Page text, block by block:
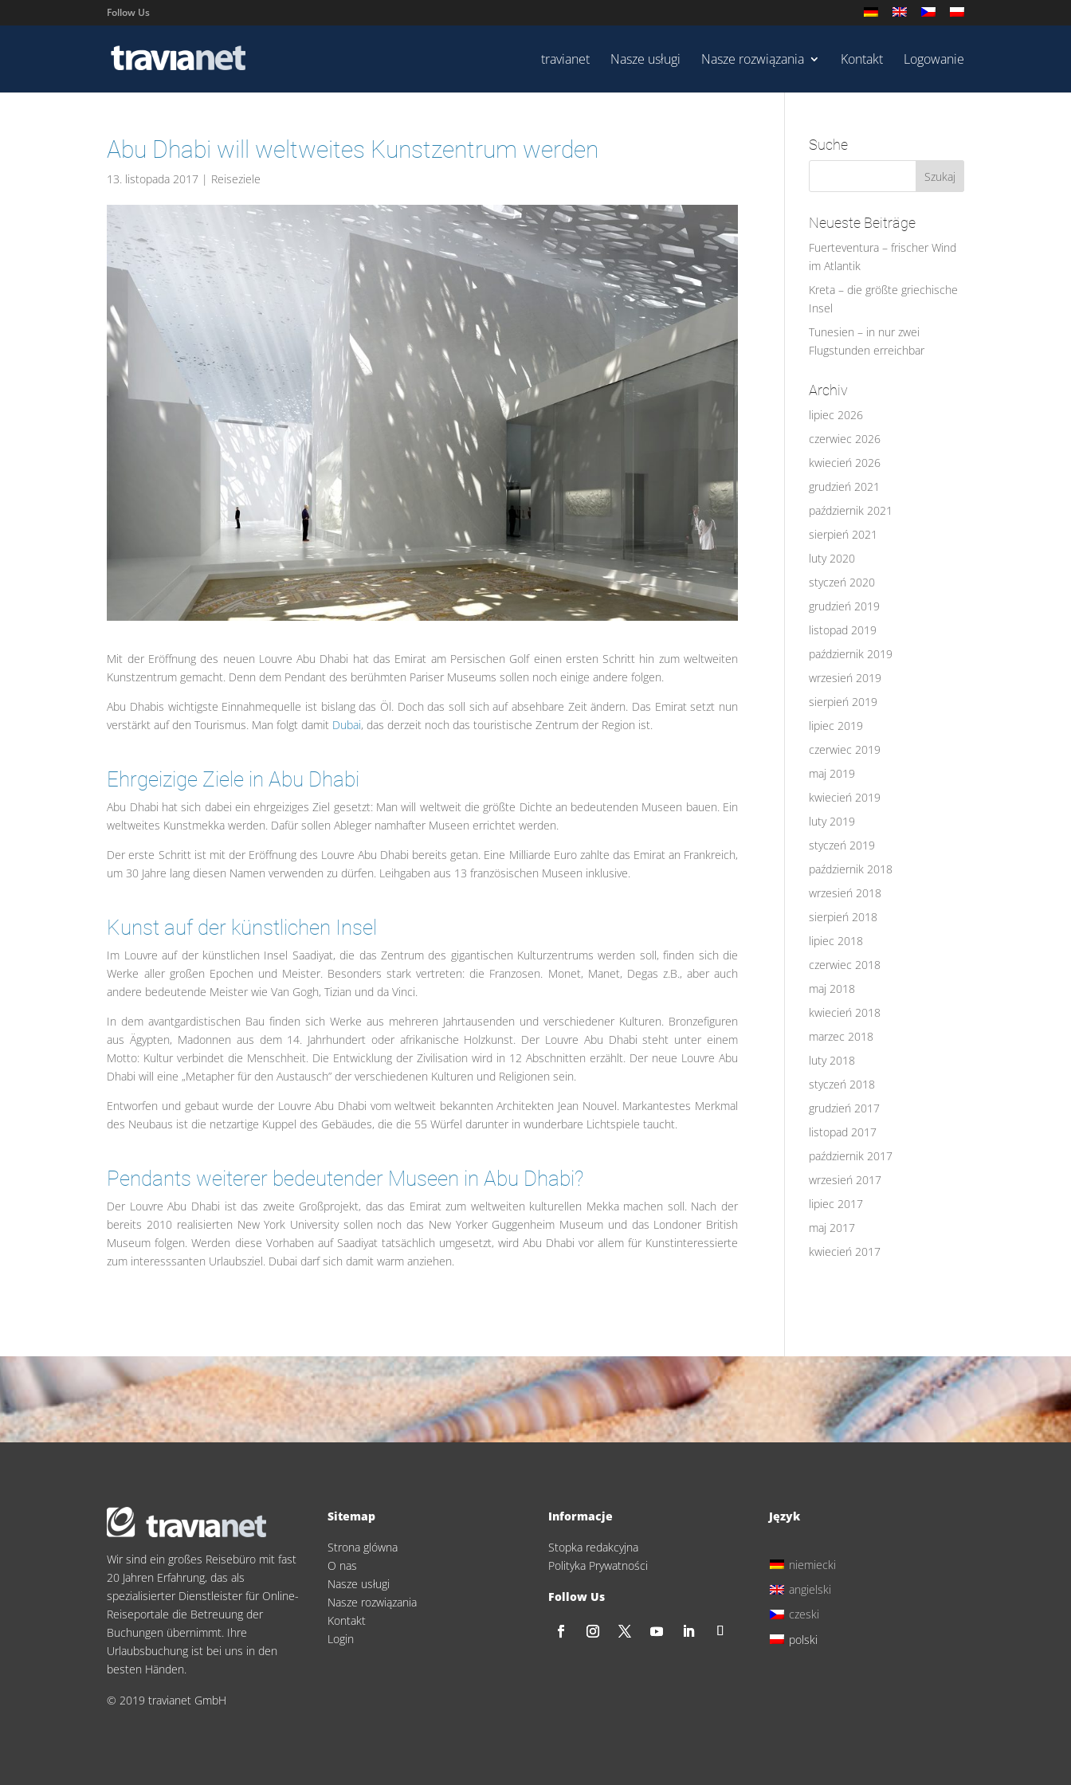
Follow Us
travianet Nasze usługi Nasze rozwiązania Kontakt Logowanie
Abu Dhabi will weltweites Kunstzentrum werden
13. listopada 2017 | Reiseziele
Mit der Eröffnung des neuen Louvre Abu Dhabi hat das Emirat am Persischen Golf einen ersten Schritt hin zum weltweiten
Kunstzentrum gemacht. Denn dem Pendant des berühmten Pariser Museums sollen noch einige andere folgen.
Abu Dhabis wichtigste Einnahmequelle ist bislang das Öl. Doch das soll sich auf absehbare Zeit ändern. Das Emirat setzt nun
verstärkt auf den Tourismus. Man folgt damit Dubai, das derzeit noch das touristische Zentrum der Region ist.
Ehrgeizige Ziele in Abu Dhabi
Abu Dhabi hat sich dabei ein ehrgeiziges Ziel gesetzt: Man will weltweit die größte Dichte an bedeutenden Museen bauen. Ein
weltweites Kunstmekka werden. Dafür sollen Ableger namhafter Museen errichtet werden.
Der erste Schritt ist mit der Eröffnung des Louvre Abu Dhabi bereits getan. Eine Milliarde Euro zahlte das Emirat an Frankreich,
um 30 Jahre lang diesen Namen verwenden zu dürfen. Leihgaben aus 13 französischen Museen inklusive.
Kunst auf der künstlichen Insel
Im Louvre auf der künstlichen Insel Saadiyat, die das Zentrum des gigantischen Kulturzentrums werden soll, finden sich die
Werke aller großen Epochen und Meister. Besonders stark vertreten: die Franzosen. Monet, Manet, Degas z.B., aber auch
andere bedeutende Meister wie Van Gogh, Tizian und da Vinci.
In dem avantgardistischen Bau finden sich Werke aus mehreren Jahrtausenden und verschiedener Kulturen. Bronzefiguren
aus Ägypten, Madonnen aus dem 14. Jahrhundert oder afrikanische Holzkunst. Der Louvre Abu Dhabi steht unter einem
Motto: Kultur verbindet die Menschheit. Die Entwicklung der Zivilisation wird in 12 Abschnitten erzählt. Der neue Louvre Abu
Dhabi will eine „Metapher für den Austausch” der verschiedenen Kulturen und Religionen sein.
Entworfen und gebaut wurde der Louvre Abu Dhabi vom weltweit bekannten Architekten Jean Nouvel. Markantestes Merkmal
des Neubaus ist die netzartige Kuppel des Gebäudes, die die 55 Würfel darunter in wunderbare Lichtspiele taucht.
Pendants weiterer bedeutender Museen in Abu Dhabi?
Der Louvre Abu Dhabi ist das zweite Großprojekt, das das Emirat zum weltweiten kulturellen Mekka machen soll. Nach der
bereits 2010 realisierten New York University sollen noch das New Yorker Guggenheim Museum und das Londoner British
Museum folgen. Werden diese Vorhaben auf Saadiyat tatsächlich umgesetzt, wird Abu Dhabi vor allem für Kunstinteressierte
zum interesssanten Urlaubsziel. Dubai darf sich damit warm anziehen.
Suche
Neueste Beiträge
Fuerteventura – frischer Wind
im Atlantik
Kreta – die größte griechische
Insel
Tunesien – in nur zwei
Flugstunden erreichbar
Archiv
lipiec 2026
czerwiec 2026
kwiecień 2026
grudzień 2021
październik 2021
sierpień 2021
luty 2020
styczeń 2020
grudzień 2019
listopad 2019
październik 2019
wrzesień 2019
sierpień 2019
lipiec 2019
czerwiec 2019
maj 2019
kwiecień 2019
luty 2019
styczeń 2019
październik 2018
wrzesień 2018
sierpień 2018
lipiec 2018
czerwiec 2018
maj 2018
kwiecień 2018
marzec 2018
luty 2018
styczeń 2018
grudzień 2017
listopad 2017
październik 2017
wrzesień 2017
lipiec 2017
maj 2017
kwiecień 2017
Wir sind ein großes Reisebüro mit fast
20 Jahren Erfahrung, das als
spezialisierter Dienstleister für Online-
Reiseportale die Betreuung der
Buchungen übernimmt. Ihre
Urlaubsbuchung ist bei uns in den
besten Händen.
© 2019 travianet GmbH
Sitemap
Strona glówna
O nas
Nasze usługi
Nasze rozwiązania
Kontakt
Login
Informacje
Stopka redakcyjna
Polityka Prywatności
Follow Us
Język
niemiecki
angielski
czeski
polski